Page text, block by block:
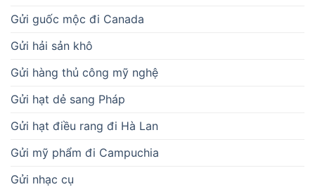
Gửi guốc mộc đi Canada
Gửi hải sản khô
Gửi hàng thủ công mỹ nghệ
Gửi hạt dẻ sang Pháp
Gửi hạt điều rang đi Hà Lan
Gửi mỹ phẩm đi Campuchia
Gửi nhạc cụ